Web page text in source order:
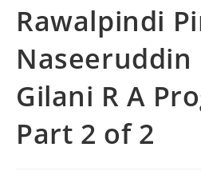
Rawalpindi
Naseeruddin
Gilani R A
Part 2 of 2